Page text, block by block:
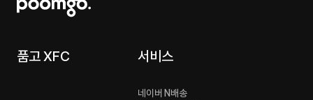
품고 XFC 서비스
네이버 N배송